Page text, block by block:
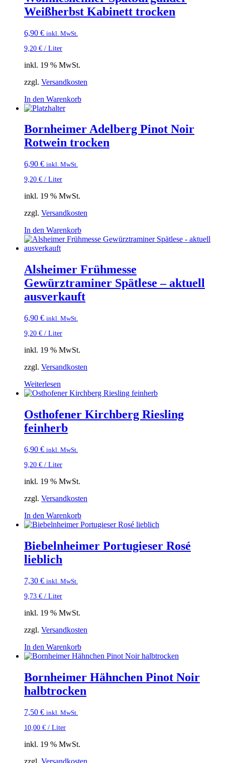
Weißherbst Kabinett trocken
6,90 € inkl. MwSt.
9,20 € / Liter
inkl. 19 % MwSt.
zzgl. Versandkosten
In den Warenkorb
Bornheimer Adelberg Pinot Noir
Rotwein trocken
6,90 € inkl. MwSt.
9,20 € / Liter
inkl. 19 % MwSt.
zzgl. Versandkosten
In den Warenkorb
Alsheimer Frühmesse
Gewürztraminer Spätlese – aktuell
ausverkauft
6,90 € inkl. MwSt.
9,20 € / Liter
inkl. 19 % MwSt.
zzgl. Versandkosten
Weiterlesen
Osthofener Kirchberg Riesling
feinherb
6,90 € inkl. MwSt.
9,20 € / Liter
inkl. 19 % MwSt.
zzgl. Versandkosten
In den Warenkorb
Biebelnheimer Portugieser Rosé
lieblich
7,30 € inkl. MwSt.
9,73 € / Liter
inkl. 19 % MwSt.
zzgl. Versandkosten
In den Warenkorb
Bornheimer Hähnchen Pinot Noir
halbtrocken
7,50 € inkl. MwSt.
10,00 € / Liter
inkl. 19 % MwSt.
zzgl. Versandkosten